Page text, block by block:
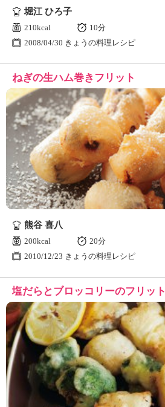
堀江 ひろ子
210kcal
10分
2008/04/30 きょうの料理レシピ
ねぎの生ハム巻きフリット
熊谷 喜八
200kcal
20分
2010/12/23 きょうの料理レシピ
塩だらとブロッコリーのフリット